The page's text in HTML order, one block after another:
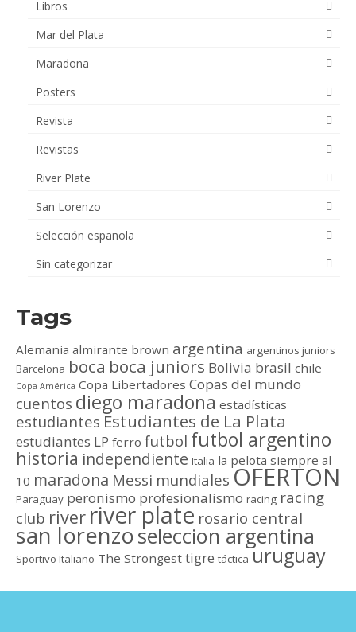
Libros
Mar del Plata
Maradona
Posters
Revista
Revistas
River Plate
San Lorenzo
Selección española
Sin categorizar
Tags
Alemania almirante brown argentina argentinos juniors
Barcelona boca boca juniors Bolivia brasil chile
Copa América Copa Libertadores Copas del mundo
cuentos diego maradona estadísticas
estudiantes Estudiantes de La Plata
estudiantes LP ferro futbol futbol argentino
historia independiente Italia la pelota siempre al
10 maradona Messi mundiales OFERTON
Paraguay peronismo profesionalismo racing racing
club river river plate rosario central
san lorenzoseleccion argentina
Sportivo Italiano The Strongest tigre táctica uruguay